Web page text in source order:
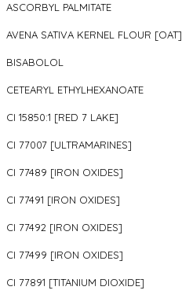
ASCORBYL PALMITATE
AVENA SATIVA KERNEL FLOUR [OAT]
BISABOLOL
CETEARYL ETHYLHEXANOATE
CI 15850:1 [RED 7 LAKE]
CI 77007 [ULTRAMARINES]
CI 77489 [IRON OXIDES]
CI 77491 [IRON OXIDES]
CI 77492 [IRON OXIDES]
CI 77499 [IRON OXIDES]
CI 77891 [TITANIUM DIOXIDE]